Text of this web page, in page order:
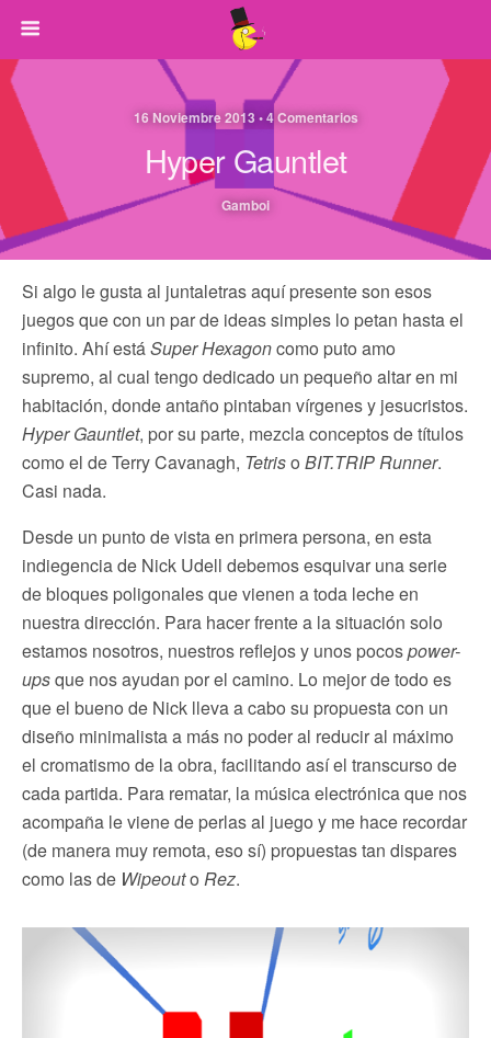
16 Noviembre 2013 • 4 Comentarios
Hyper Gauntlet
Gamboi
Si algo le gusta al juntaletras aquí presente son esos
juegos que con un par de ideas simples lo petan hasta el
infinito. Ahí estáSuper Hexagoncomo puto amo
supremo, al cual tengo dedicado un pequeño altar en mi
habitación, donde antaño pintaban vírgenes y jesucristos.
Hyper Gauntlet, por su parte, mezcla conceptos de títulos
como el de Terry Cavanagh, Tetriso BIT.TRIP Runner.
Casi nada.
Desde un punto de vista en primera persona, en esta
indiegencia de Nick Udell debemos esquivar una serie
de bloques poligonales que vienen a toda leche en
nuestra dirección. Para hacer frente a la situación solo
estamos nosotros, nuestros reflejos y unos pocospower-
upsque nos ayudan por el camino. Lo mejor de todo es
que el bueno de Nick lleva a cabo su propuesta con un
diseño minimalista a más no poder al reducir al máximo
el cromatismo de la obra, facilitando así el transcurso de
cada partida. Para rematar, la música electrónica que nos
acompaña le viene de perlas al juego y me hace recordar
(de manera muy remota, eso sí) propuestas tan dispares
como las de Wipeouto Rez.